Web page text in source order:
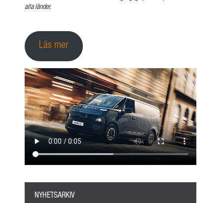
NYHETSARKIV
alla länder.
Läs mer